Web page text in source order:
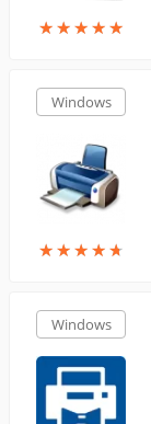
★★★★★
★★★★★
Windows
★★★★★
★★★★★
Windows